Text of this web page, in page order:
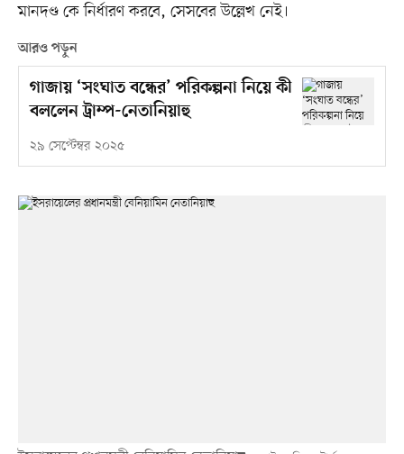
মানদণ্ড কে নির্ধারণ করবে, সেসবের উল্লেখ নেই।
আরও পড়ুন
গাজায় ‘সংঘাত বন্ধের’ পরিকল্পনা নিয়ে কী
বললেন ট্রাম্প-নেতানিয়াহু
২৯ সেপ্টেম্বর ২০২৫